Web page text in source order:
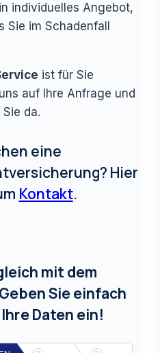
individuelles Angebot,
im Schadenfall
ist für Sie
auf Ihre Anfrage und
da.
eine
Hier
Kontakt.
mit dem
Sie einfach
Daten ein!